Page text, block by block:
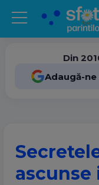
Din
Adaugă-
ascunse